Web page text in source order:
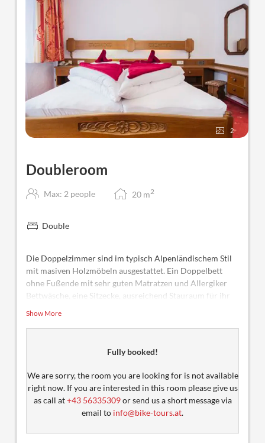
2
Doubleroom
Max: 2 people 20 m2
Double
Die Doppelzimmer sind im typisch Alpenländischem Stil
mit masiven Holzmöbeln ausgestattet. Ein Doppelbett
ohne Fußende mit sehr guten Matratzen und Allergiker
Bettwäsche, eine Sitzecke, ausreichend Stauraum für ihr
Show More
Fully booked!
We are sorry, the room you are looking for is not available
right now. If you are interested in this room please give us
as call at+43 56335309or send us a short message via
email to info@bike-tours.at.